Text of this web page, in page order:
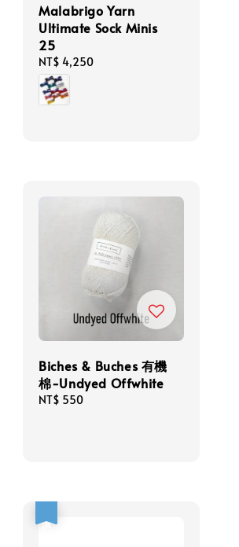
Malabrigo Yarn
Ultimate Sock Minis
25
Regular
price
NT$ 4,250
Biches & Buches 有機
棉-Undyed Offwhite
Regular
NT$ 550